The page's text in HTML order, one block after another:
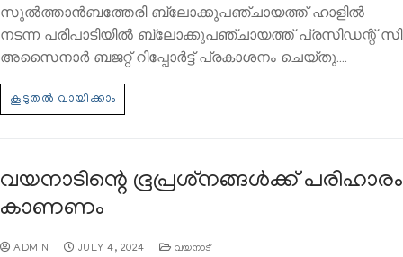
സുല്‍ത്താന്‍ബത്തേരി ബ്ലോക്കുപഞ്ചായത്ത് ഹാളില്‍
നടന്ന പരിപാടിയില്‍ ബ്ലോക്കുപഞ്ചായത്ത് പ്രസിഡന്റ് സി
അസൈനാര്‍ ബജറ്റ് റിപ്പോര്‍ട്ട് പ്രകാശനം ചെയ്തു.…
വയനാടിന്റെ ഭൂപ്രശ്‌നങ്ങള്‍ക്ക് പരിഹാരം
കാണണം
ADMIN JULY 4, 2024 വയനാട്